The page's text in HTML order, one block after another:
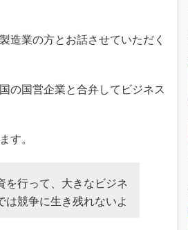
造業の方とお話させていただく
の国営企業と合弁してビジネス
す。
を行って、大きなビジネ
は競争に生き残れないよ